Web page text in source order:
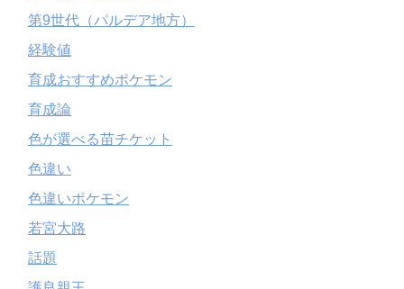
第9世代（パルデア地方）
経験値
育成おすすめポケモン
育成論
色が選べる苗チケット
色違い
色違いポケモン
若宮大路
話題